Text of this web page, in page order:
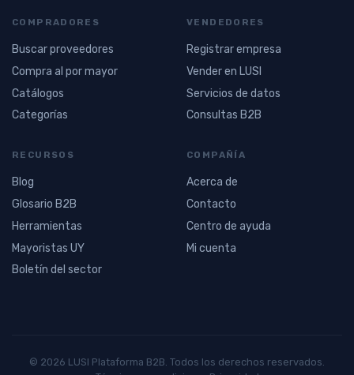
COMPRADORES
Buscar proveedores
Compra al por mayor
Catálogos
Categorías
VENDEDORES
Registrar empresa
Vender en LUSI
Servicios de datos
Consultas B2B
RECURSOS
Blog
Glosario B2B
Herramientas
Mayoristas UY
Boletín del sector
COMPAÑÍA
Acerca de
Contacto
Centro de ayuda
Mi cuenta
© 2026 LUSI Plataforma B2B. Todos los derechos reservados.